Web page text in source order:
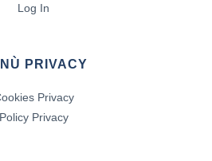
Log In
PRIVACY
Privacy
Policy Privacy